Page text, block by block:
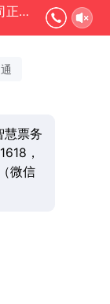
湖南小游信息技术有限公司正在为您服务
慧票务
，
微信